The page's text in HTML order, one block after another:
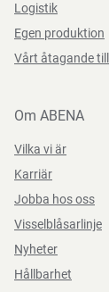
Logistik
Egen produktion
Vårt åtagande
Om ABENA
Vilka vi är
Karriär
Jobba hos oss
Visselblåsarlinje
Nyheter
Hållbarhet